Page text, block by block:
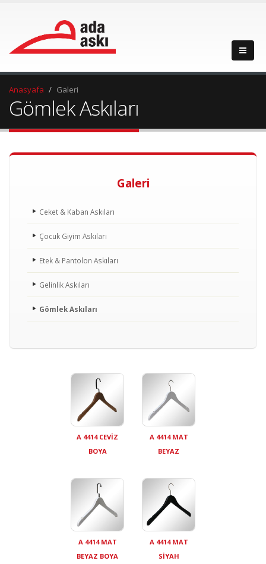
Anasyafa Galeri
Gömlek Askıları
Galeri
Ceket & Kaban Askıları
Çocuk Giyim Askıları
Etek & Pantolon Askıları
Gelinlik Askıları
Gömlek Askıları
A 4414 CEVİZ
BOYA
A 4414 MAT
BEYAZ
A 4414 MAT
BEYAZ BOYA
A 4414 MAT
SİYAH